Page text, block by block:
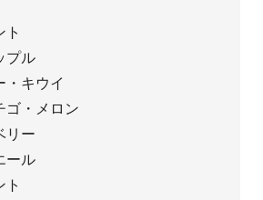
ト
プル
・キウイ
ゴ・メロン
リー
ール
ト